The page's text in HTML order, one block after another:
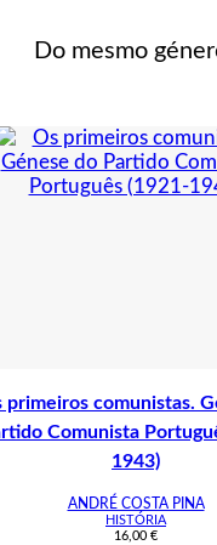
Do mesmo
primeiros comunistas.
Comunista
1943)
ANDRÉ COSTA PINA
HISTÓRIA
16,00 €